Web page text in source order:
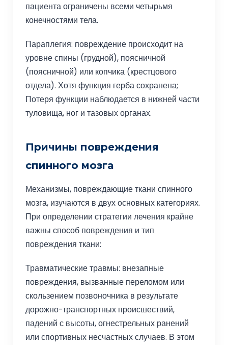
пациента ограничены всеми четырьмя
конечностями тела.
Параплегия: повреждение происходит на
уровне спины (грудной), поясничной
(поясничной) или копчика (крестцового
отдела). Хотя функция герба сохранена;
Потеря функции наблюдается в нижней части
туловища, ног и тазовых органах.
Причины повреждения
спинного мозга
Механизмы, повреждающие ткани спинного
мозга, изучаются в двух основных категориях.
При определении стратегии лечения крайне
важны способ повреждения и тип
повреждения ткани:
Травматические травмы: внезапные
повреждения, вызванные переломом или
скользением позвоночника в результате
дорожно-транспортных происшествий,
падений с высоты, огнестрельных ранений
или спортивных несчастных случаев. В этом